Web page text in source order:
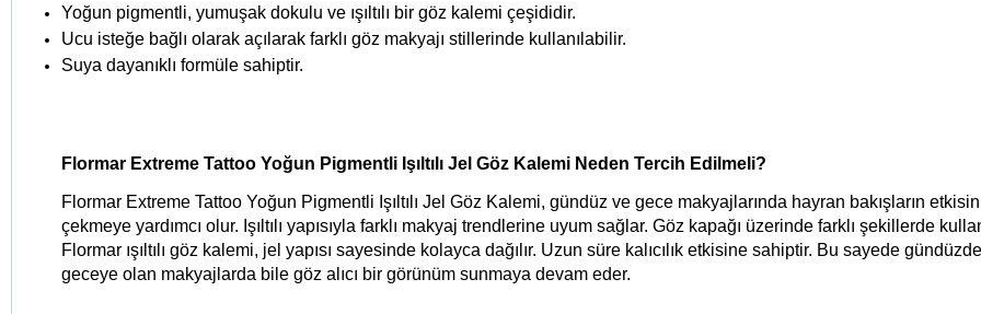
Yoğun pigmentli, yumuşak dokulu ve ışıltılı bir göz kalemi çeşididir.
Ucu isteğe bağlı olarak açılarak farklı göz makyajı stillerinde kullanılabilir.
Suya dayanıklı formüle sahiptir.
Flormar Extreme Tattoo Yoğun Pigmentli Işıltılı Jel Göz Kalemi Neden Tercih Edilmeli?
Flormar Extreme Tattoo Yoğun Pigmentli Işıltılı Jel Göz Kalemi, gündüz ve gece makyajlarında hayran bakışların
çekmeye yardımcı olur. Işıltılı yapısıyla farklı makyaj trendlerine uyum sağlar. Göz kapağı üzerinde farklı şekillerde
Flormar ışıltılı göz kalemi, jel yapısı sayesinde kolayca dağılır. Uzun süre kalıcılık etkisine sahiptir. Bu sayede
geceye olan makyajlarda bile göz alıcı bir görünüm sunmaya devam eder.